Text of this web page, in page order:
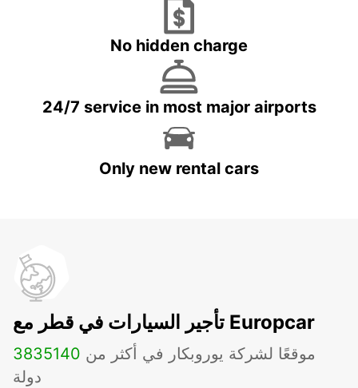
No hidden charge
24/7 service in most major airports
Only new rental cars
تأجير السيارات في قطر مع Europcar
3835 موقعًا لشركة يوروبكار في أكثر من 140
دولة